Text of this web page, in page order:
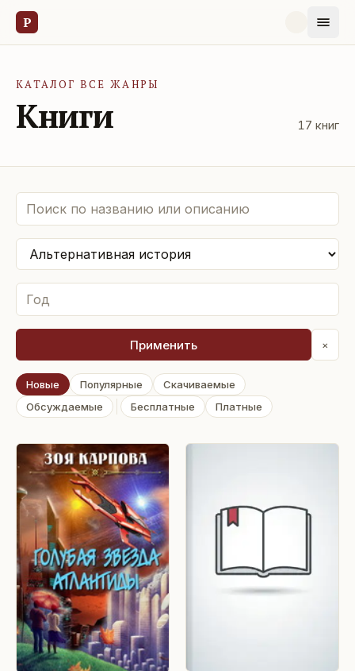
Р
КАТАЛОГ ВСЕ ЖАНРЫ
Книги 17 книг
Применить ×
Новые Популярные
Скачиваемые
Обсуждаемые
Бесплатные Платные